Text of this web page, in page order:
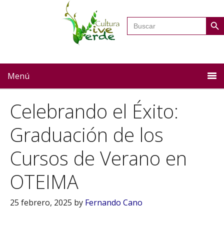
Buscar: Botón
Menú
Celebrando el Éxito:
Graduación de los
Cursos de Verano en
OTEIMA
25 febrero, 2025 by Fernando Cano